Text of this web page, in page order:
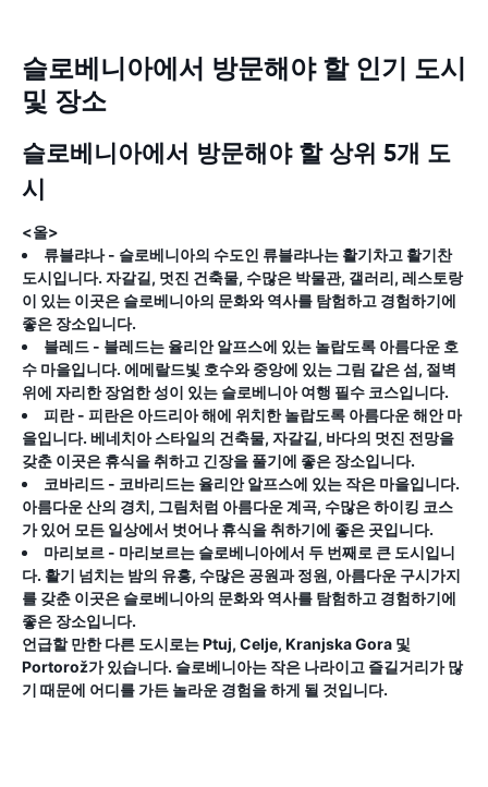
슬로베니아에서 방문해야 할 인기 도시
및 장소
슬로베니아에서 방문해야 할 상위 5개 도
시
<올>
류블랴나- 슬로베니아의 수도인 류블랴나는 활기차고 활기찬
도시입니다. 자갈길, 멋진 건축물, 수많은 박물관, 갤러리, 레스토랑
이 있는 이곳은 슬로베니아의 문화와 역사를 탐험하고 경험하기에
좋은 장소입니다.
블레드 - 블레드는 율리안 알프스에 있는 놀랍도록 아름다운 호
수 마을입니다. 에메랄드빛 호수와 중앙에 있는 그림 같은 섬, 절벽
위에 자리한 장엄한 성이 있는 슬로베니아 여행 필수 코스입니다.
피란- 피란은 아드리아 해에 위치한 놀랍도록 아름다운 해안 마
을입니다. 베네치아 스타일의 건축물, 자갈길, 바다의 멋진 전망을
갖춘 이곳은 휴식을 취하고 긴장을 풀기에 좋은 장소입니다.
코바리드 - 코바리드는 율리안 알프스에 있는 작은 마을입니다.
아름다운 산의 경치, 그림처럼 아름다운 계곡, 수많은 하이킹 코스
가 있어 모든 일상에서 벗어나 휴식을 취하기에 좋은 곳입니다.
마리보르 - 마리보르는 슬로베니아에서 두 번째로 큰 도시입니
다. 활기 넘치는 밤의 유흥, 수많은 공원과 정원, 아름다운 구시가지
를 갖춘 이곳은 슬로베니아의 문화와 역사를 탐험하고 경험하기에
좋은 장소입니다.
언급할 만한 다른 도시로는 Ptuj, Celje, Kranjska Gora 및
Portorož가 있습니다. 슬로베니아는 작은 나라이고 즐길거리가 많
기 때문에 어디를 가든 놀라운 경험을 하게 될 것입니다.